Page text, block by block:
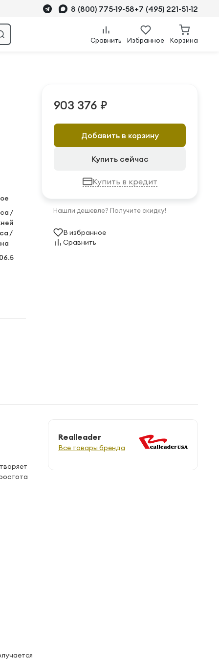
8 (800) 775-19-58+7 (495) 221-51-12
Сравнить Избранное Корзина
/
/
903 376 ₽
Добавить в корзину
Купить сейчас
Купить в кредит
Нашли дешевле? Получите скидку!
В избранное
Сравнить
Realleader
Все товары бренда